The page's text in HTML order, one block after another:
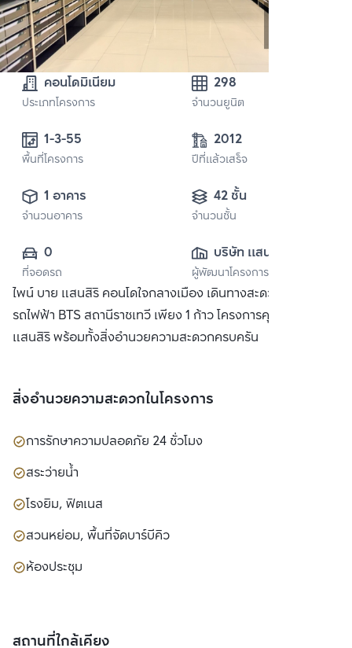
คอนโดมิเนียม
ประเภทโครงการ
298
จำนวนยูนิต
1-3-55
พื้นที่โครงการ
2012
ปีที่แล้วเสร็จ
1 อาคาร
จำนวนอาคาร
42 ชั้น
จำนวนชั้น
0
ที่จอดรถ
บริษัท แสนสิริ
จำกัด (มหาชน)
ผู้พัฒนาโครงการ
ไพน์ บาย แสนสิริ คอนโดใจกลางเมือง เดินทางสะดวกใกล้
รถไฟฟ้า BTS สถานีราชเทวี เพียง 1 ก้าว โครงการคุณภาพจาก
แสนสิริ พร้อมทั้งสิ่งอำนวยความสะดวกครบครัน
สิ่งอำนวยความสะดวกในโครงการ
การรักษาความปลอดภัย 24 ชั่วโมง
สระว่ายน้ำ
โรงยิม, ฟิตเนส
สวนหย่อม, พื้นที่จัดบาร์บีคิว
ห้องประชุม
สถานที่ใกล้เคียง